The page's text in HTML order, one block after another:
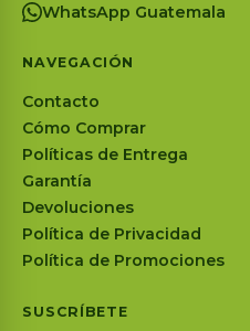
WhatsApp Guatemala
NAVEGACIÓN
Contacto
Cómo Comprar
Políticas de Entrega
Garantía
Devoluciones
Política de Privacidad
Política de Promociones
SUSCRÍBETE